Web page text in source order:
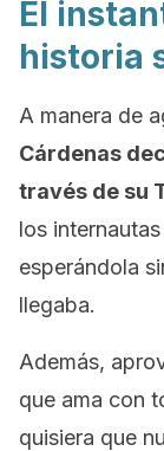
El
historia
A manera de
Cárdenas
través de su
los
esperándola
llegaba.
Además,
que ama con
quisiera que